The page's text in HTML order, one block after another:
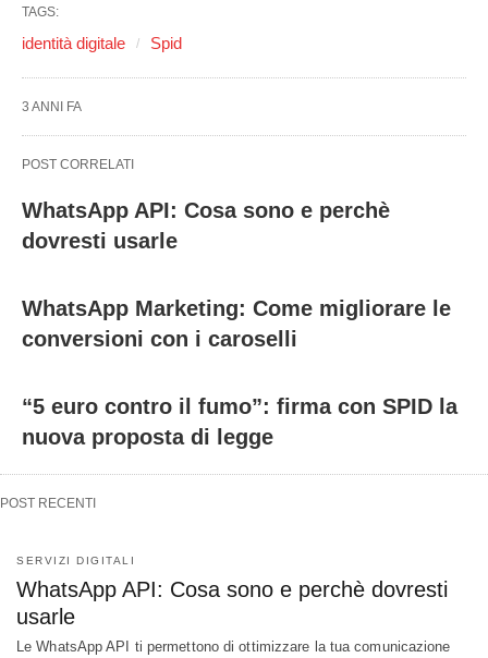
TAGS:
identità digitale Spid
3 ANNI FA
POST CORRELATI
WhatsApp API: Cosa sono e perchè
dovresti usarle
WhatsApp Marketing: Come migliorare le
conversioni con i caroselli
“5 euro contro il fumo”: firma con SPID la
nuova proposta di legge
POST RECENTI
SERVIZI DIGITALI
WhatsApp API: Cosa sono e perchè dovresti
usarle
Le WhatsApp API ti permettono di ottimizzare la tua comunicazione